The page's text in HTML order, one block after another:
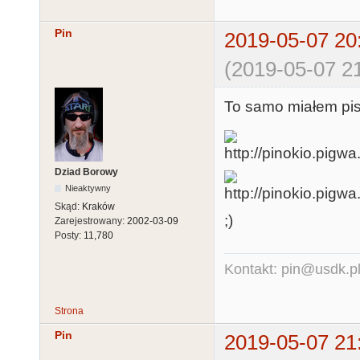
Pin
2019-05-07
(2019-05-07
Dziad Borowy
Nieaktywny
Skąd: Kraków
Zarejestrowany: 2002-03-09
Posty: 11,780
To samo miałem
;)
Kontakt: pin@usdk.pl
Strona
Pin
2019-05-07